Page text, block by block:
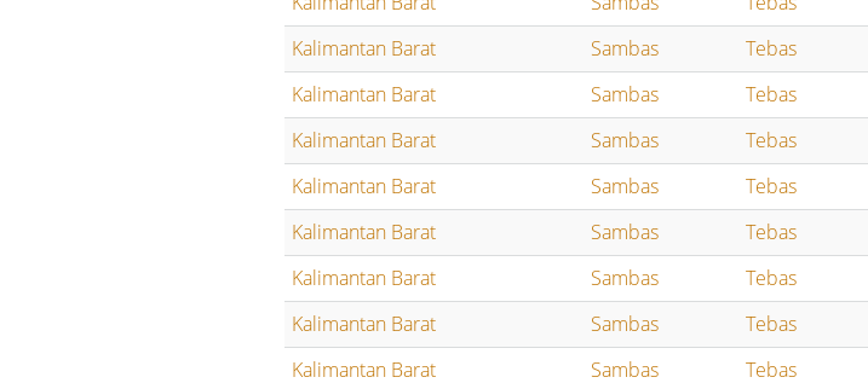
Kalimantan Barat
Sambas Tebas
Kalimantan Barat
Sambas Tebas
Kalimantan Barat
Sambas Tebas
Kalimantan Barat
Sambas Tebas
Kalimantan Barat
Sambas Tebas
Kalimantan Barat
Sambas Tebas
Kalimantan Barat
Sambas Tebas
Kalimantan Barat
Sambas Tebas